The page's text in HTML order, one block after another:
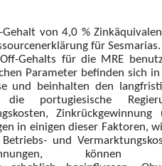
Gehalt von 4,0 %
für Sesmarias.
Gehalts für die MRE
Parameter befinden sich in
und beinhalten den
portugiesische
Zinkrückgewinnung
in einigen dieser Faktoren,
und
können